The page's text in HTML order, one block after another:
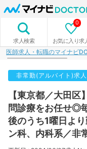
求人検索 お気に入り求
0
医師求人・転職のマイナビ
非常勤(アルバイト)求人
【東京都／大田
問診療をお任せ◎
後のうち1曜日よ
ン科、内科系／非